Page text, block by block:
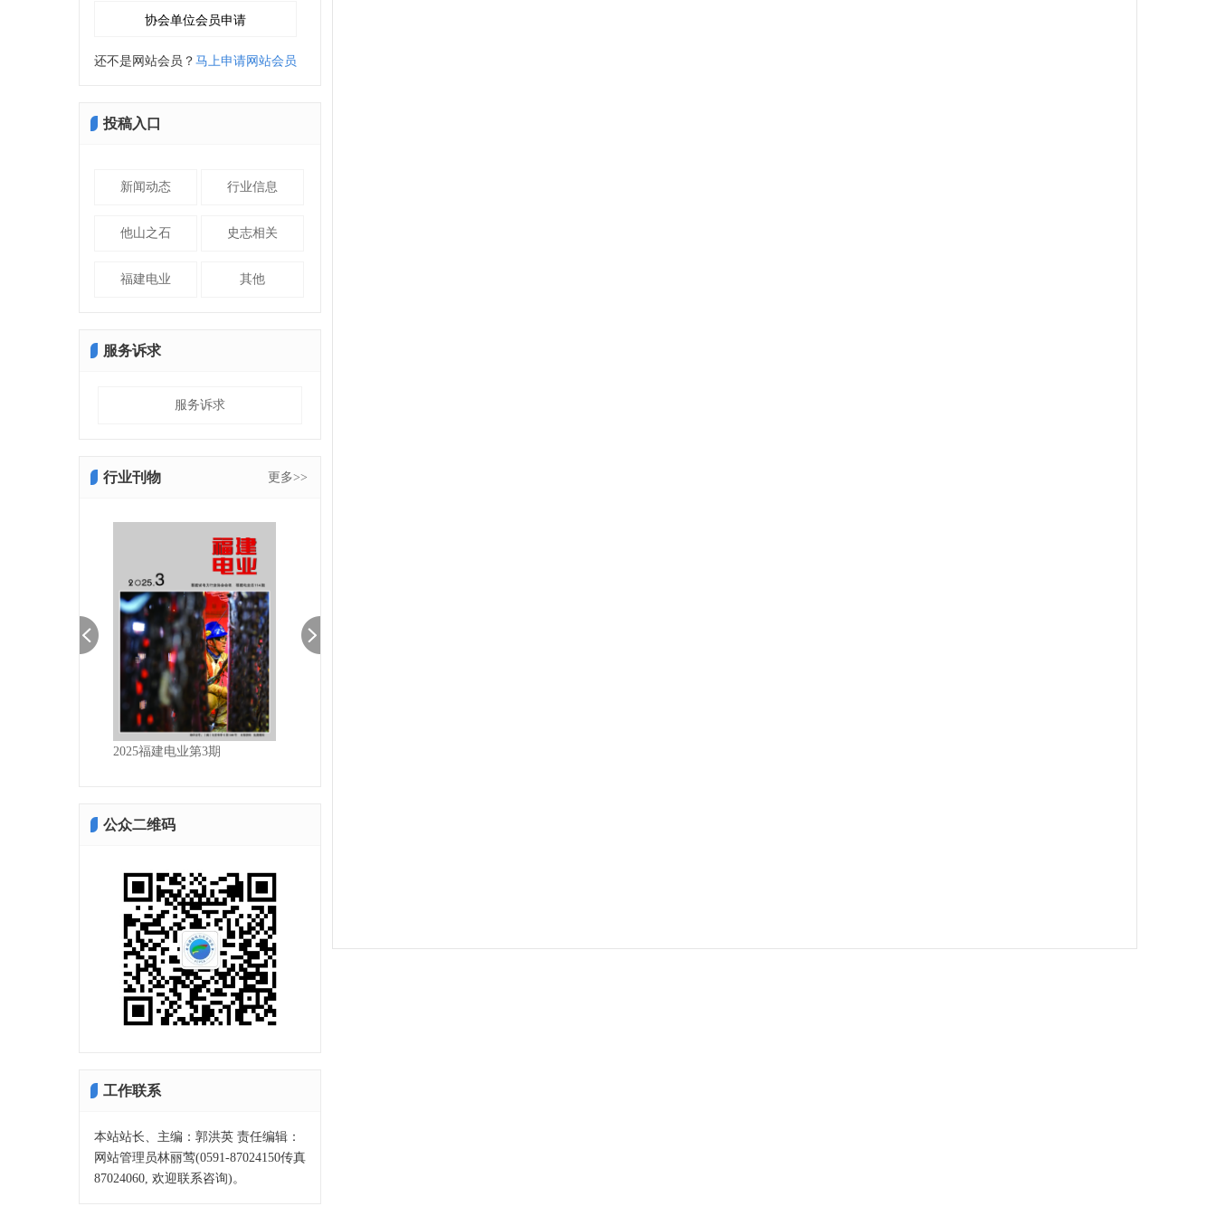
还不是网站会员？ 马上申请网站会员
投稿入口
新闻动态 行业信息
他山之石 史志相关
福建电业 其他
服务诉求
服务诉求
更多>>
行业刊物
2025福建电业第3期
公众二维码
工作联系
本站站长、主编：郭洪英 责任编辑：
网站管理员林丽莺(0591-87024150传真
87024060, 欢迎联系咨询)。